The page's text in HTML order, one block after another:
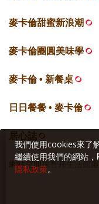
麥卡倫甜蜜新浪潮
麥卡倫團圓美味學
麥卡倫 • 新餐桌
日日餐餐 • 麥卡倫
居心誌
網站空間採智邦生活館
我們使用cookies來了
繼續使用我們的網站
隱私政策。